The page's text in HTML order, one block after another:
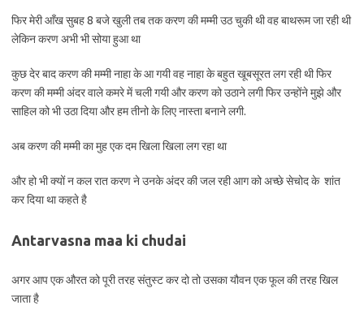
फिर मेरी आँख सुबह 8 बजे खुली तब तक करण की मम्मी उठ चुकी थी वह बाथरूम जा रही थी
लेकिन करण अभी भी सोया हुआ था
कुछ देर बाद करण की मम्मी नाहा के आ गयी वह नाहा के बहुत खूबसूरत लग रही थी फिर
करण की मम्मी अंदर वाले कमरे में चली गयी और करण को उठाने लगी फिर उन्होंने मुझे और
साहिल को भी उठा दिया और हम तीनो के लिए नास्ता बनाने लगी.
अब करण की मम्मी का मुह एक दम खिला खिला लग रहा था
और हो भी क्यों न कल रात करण ने उनके अंदर की जल रही आग को अच्छे सेचोद के शांत
कर दिया था कहते है
Antarvasna maa ki chudai
अगर आप एक औरत को पूरी तरह संतुस्ट कर दो तो उसका यौवन एक फूल की तरह खिल
जाता है